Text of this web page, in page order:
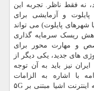
نه فقط ناظر. تجربه این
و آزمایشی برای
شهرهای پایلوت) می تواند
ریسک سرمایه گذاری
و مهارت محور برای
های جدید، یکی دیگر از
نیز باید به آن توجه
با اشاره به الزامات
سیاستگذاری ملی در حوزه تسریع توسعه اینترنت اشیا مبتنی بر ۵G